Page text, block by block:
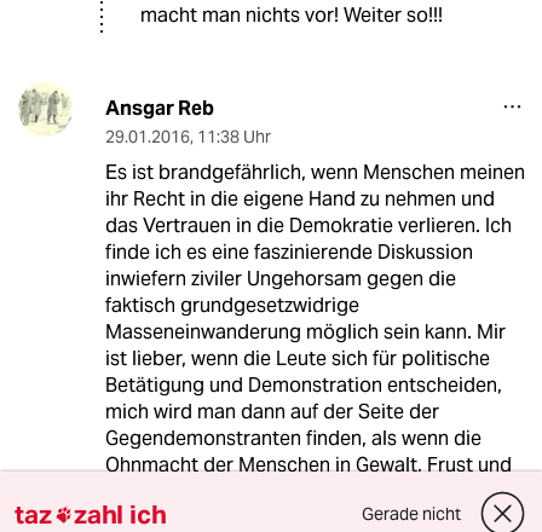
macht man nichts vor! Weiter so!!!
Ansgar Reb
29.01.2016, 11:38 Uhr
Es ist brandgefährlich, wenn Menschen meinen
ihr Recht in die eigene Hand zu nehmen und
das Vertrauen in die Demokratie verlieren. Ich
finde ich es eine faszinierende Diskussion
inwiefern ziviler Ungehorsam gegen die
faktisch grundgesetzwidrige
Masseneinwanderung möglich sein kann. Mir
ist lieber, wenn die Leute sich für politische
Betätigung und Demonstration entscheiden,
mich wird man dann auf der Seite der
Gegendemonstranten finden, als wenn die
Ohnmacht der Menschen in Gewalt, Frust und
brutalen Volkszorn umschlägt. Ich habe schon
bei der Atomkraft immer die Meinung
taz zahl ich Gerade nicht